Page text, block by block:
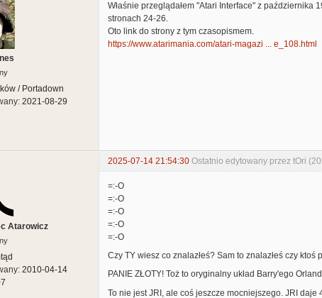
/ Portadown
2021-08-29
Właśnie przeglądałem "Atari Interface" z
stronach 24-26.
Oto link do strony z tym czasopismem.
https://www.atarimania.com/atari-magazi ... e_108.html
2025-07-14 21:54:30 Ostatnio edytowany przez tOri
Atarowicz
2010-04-14
=:-O
=:-O
=:-O
=:-O
=:-O
Czy TY wiesz co znalazłeś? Sam to znalazłeś czy ktoś
PANIE ZŁOTY! Toż to oryginalny układ Barry'ego
To nie jest JRI, ale coś jeszcze mocniejszego. JRI daje